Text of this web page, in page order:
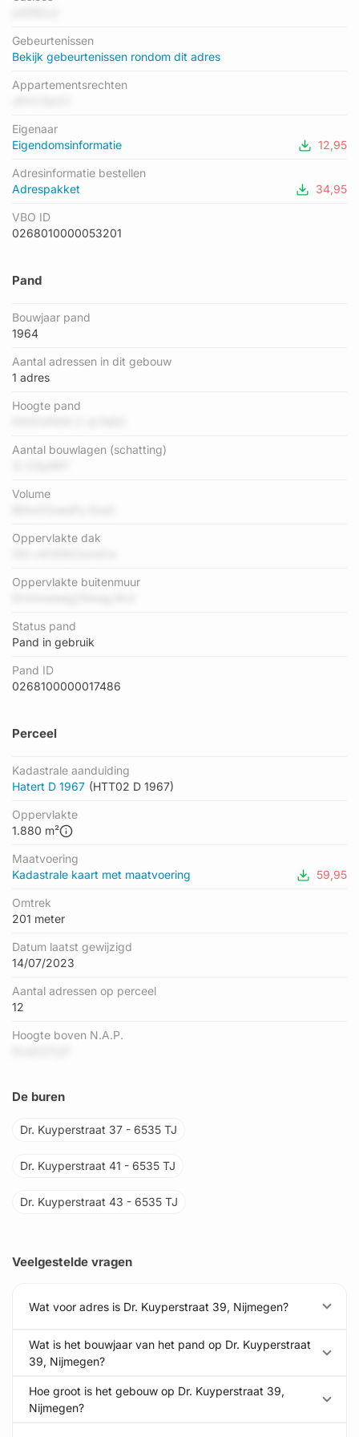
pand waarin dit adres ligt heeft als status: 'pand in gebruik'.
Gebeurtenissen
Bekijk gebeurtenissen rondom dit adres
Appartementsrechten
Eigenaar
Eigendomsinformatie
12,95
Adresinformatie bestellen
Adrespakket
34,95
VBO ID
0268010000053201
Pand
Bouwjaar pand
1964
Aantal adressen in dit gebouw
1 adres
Hoogte pand
Aantal bouwlagen (schatting)
Volume
Oppervlakte dak
Oppervlakte buitenmuur
Status pand
Pand in gebruik
Pand ID
0268100000017486
Perceel
Kadastrale aanduiding
Hatert D 1967 (HTT02 D 1967)
Oppervlakte
1.880 m²
Maatvoering
Kadastrale kaart met maatvoering
59,95
Omtrek
201 meter
Datum laatst gewijzigd
14/07/2023
Aantal adressen op perceel
12
Hoogte boven N.A.P.
De buren
Dr. Kuyperstraat 37 - 6535 TJ
Dr. Kuyperstraat 41 - 6535 TJ
Dr. Kuyperstraat 43 - 6535 TJ
Veelgestelde vragen
Wat voor adres is Dr. Kuyperstraat 39, Nijmegen?
Wat is het bouwjaar van het pand op Dr. Kuyperstraat
39, Nijmegen?
Hoe groot is het gebouw op Dr. Kuyperstraat 39,
Nijmegen?